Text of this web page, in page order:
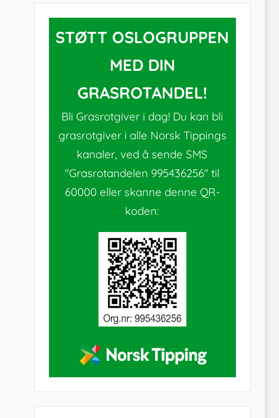
STØTT OSLOGRUPPEN
MED DIN
GRASROTANDEL!
Bli Grasrotgiver i dag! Du kan bli
grasrotgiver i alle Norsk Tippings
kanaler, ved å sende SMS
"Grasrotandelen 995436256" til
60000 eller skanne denne QR-
koden: